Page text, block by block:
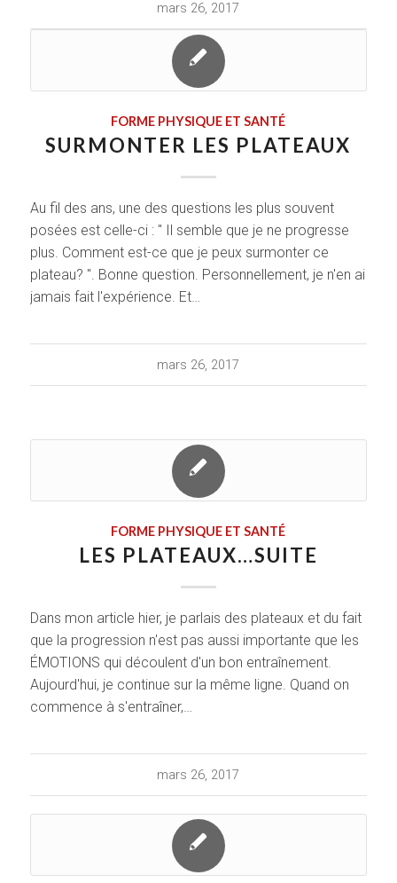
mars 26, 2017
FORME PHYSIQUE ET SANTÉ
SURMONTER LES PLATEAUX
Au fil des ans, une des questions les plus souvent
posées est celle-ci : " Il semble que je ne progresse
plus. Comment est-ce que je peux surmonter ce
plateau? ". Bonne question. Personnellement, je n'en ai
jamais fait l'expérience. Et…
mars 26, 2017
FORME PHYSIQUE ET SANTÉ
LES PLATEAUX…SUITE
Dans mon article hier, je parlais des plateaux et du fait
que la progression n'est pas aussi importante que les
ÉMOTIONS qui découlent d'un bon entraînement.
Aujourd'hui, je continue sur la même ligne. Quand on
commence à s'entraîner,…
mars 26, 2017